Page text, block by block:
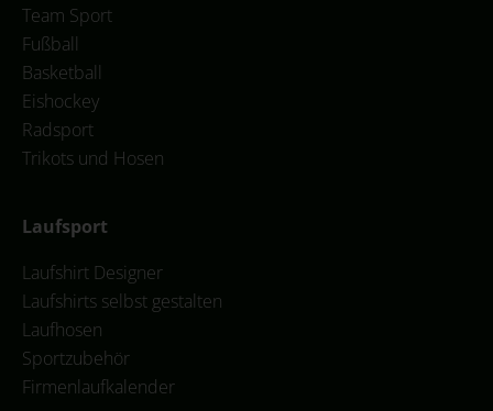
Team Sport
Fußball
Basketball
Eishockey
Radsport
Trikots und Hosen
Laufsport
Laufshirt Designer
Laufshirts selbst gestalten
Laufhosen
Sportzubehör
Firmenlaufkalender